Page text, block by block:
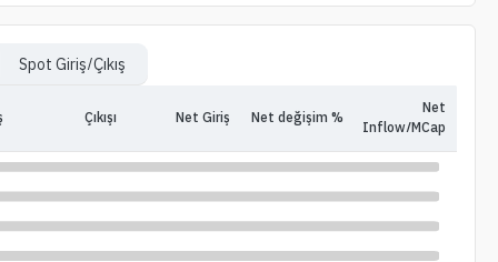
Spot Giriş/Çıkış
Çıkışı Net Giriş Net değişim %
Net
Inflow/MCap